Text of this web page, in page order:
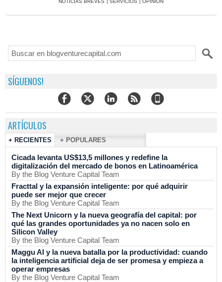
NOTICIAS BREVES SERVICIOS OPINIÓN
SÍGUENOS!
ARTÍCULOS
+ RECIENTES + POPULARES
Cicada levanta US$13,5 millones y redefine la
digitalización del mercado de bonos en Latinoamérica
By the Blog Venture Capital Team
Fracttal y la expansión inteligente: por qué adquirir
puede ser mejor que crecer
By the Blog Venture Capital Team
The Next Unicorn y la nueva geografía del capital: por
qué las grandes oportunidades ya no nacen solo en
Silicon Valley
By the Blog Venture Capital Team
Maggu AI y la nueva batalla por la productividad: cuando
la inteligencia artificial deja de ser promesa y empieza a
operar empresas
By the Blog Venture Capital Team